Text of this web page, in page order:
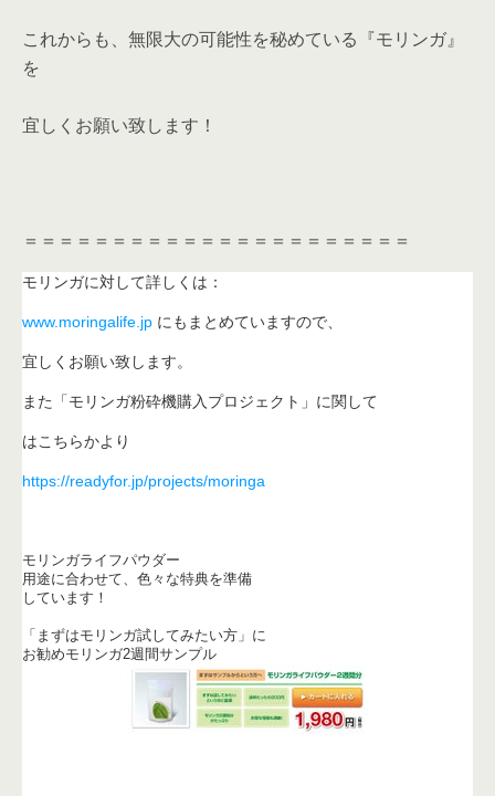
これからも、無限大の可能性を秘めている『モリンガ』
を
宜しくお願い致します！
＝＝＝＝＝＝＝＝＝＝＝＝＝＝＝＝＝＝＝＝＝＝
モリンガに対して詳しくは：
www.moringalife.jp にもまとめていますので、
宜しくお願い致します。
また「モリンガ粉砕機購入プロジェクト」に関して
はこちらかより
https://readyfor.jp/projects/moringa
モリンガライフパウダー
用途に合わせて、色々な特典を準備
しています！
「まずはモリンガ試してみたい方」に
お勧めモリンガ2週間サンプル